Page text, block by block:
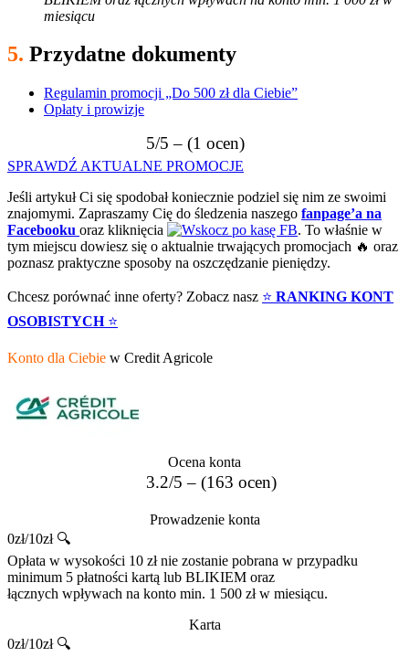
miesiącu
5. Przydatne dokumenty
Regulamin promocji „Do 500 zł dla Ciebie”
Opłaty i prowizje
5/5 – (1 ocen)
SPRAWDŹ AKTUALNE PROMOCJE
Jeśli artykuł Ci się spodobał koniecznie podziel się nim ze swoimi
znajomymi. Zapraszamy Cię do śledzenia naszego fanpage’a na
Facebooku oraz kliknięcia
. To właśnie w
tym miejscu dowiesz się o aktualnie trwających promocjach 🔥 oraz
poznasz praktyczne sposoby na oszczędzanie pieniędzy.
Chcesz porównać inne oferty? Zobacz nasz ⭐ RANKING KONT
OSOBISTYCH ⭐
Konto dla Ciebie w Credit Agricole
Ocena konta
3.2/5 – (163 ocen)
Prowadzenie konta
0zł/10zł 🔍
Opłata w wysokości 10 zł nie zostanie pobrana w przypadku
minimum 5 płatności kartą lub BLIKIEM oraz
łącznych wpływach na konto min. 1 500 zł w miesiącu.
Karta
0zł/10zł 🔍